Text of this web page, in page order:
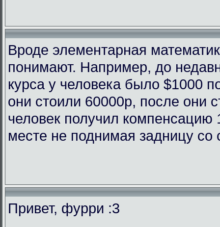
Вроде элементарная
понимают. Например, до
курса у человека было $1000
они стоили 60000р, после они
человек получил компенсацию
месте не поднимая задницу со
Привет, фурри :3